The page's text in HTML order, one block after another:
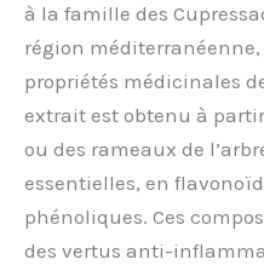
à la famille des
région
propriétés médicinales
extrait est obtenu à
ou des rameaux de
essentielles, en
phénoliques. Ces
des vertus anti-